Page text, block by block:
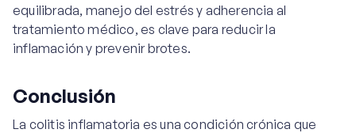
equilibrada, manejo del estrés y adherencia al
tratamiento médico, es clave para reducir la
inflamación y prevenir brotes.
Conclusión
La colitis inflamatoria es una condición crónica que